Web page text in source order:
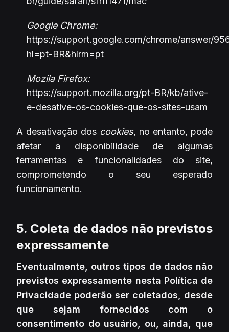
Google Chrome:
https://support.google.com/chrome/answer/
hl=pt-BR&hlrm=pt
Mozila Firefox:
https://support.mozilla.org/pt-BR/kb/ative-
e-desative-os-cookies-que-os-sites-usam
A desativação dos cookies, no entanto, pode
afetar a disponibilidade de algumas
ferramentas e funcionalidades do site,
comprometendo o seu esperado
funcionamento.
5. Coleta de dados não previstos
expressamente
Eventualmente, outros tipos de dados não
previstos expressamente nesta Política de
Privacidade poderão ser coletados, desde
que sejam fornecidos com o
consentimento do usuário, ou, ainda, que